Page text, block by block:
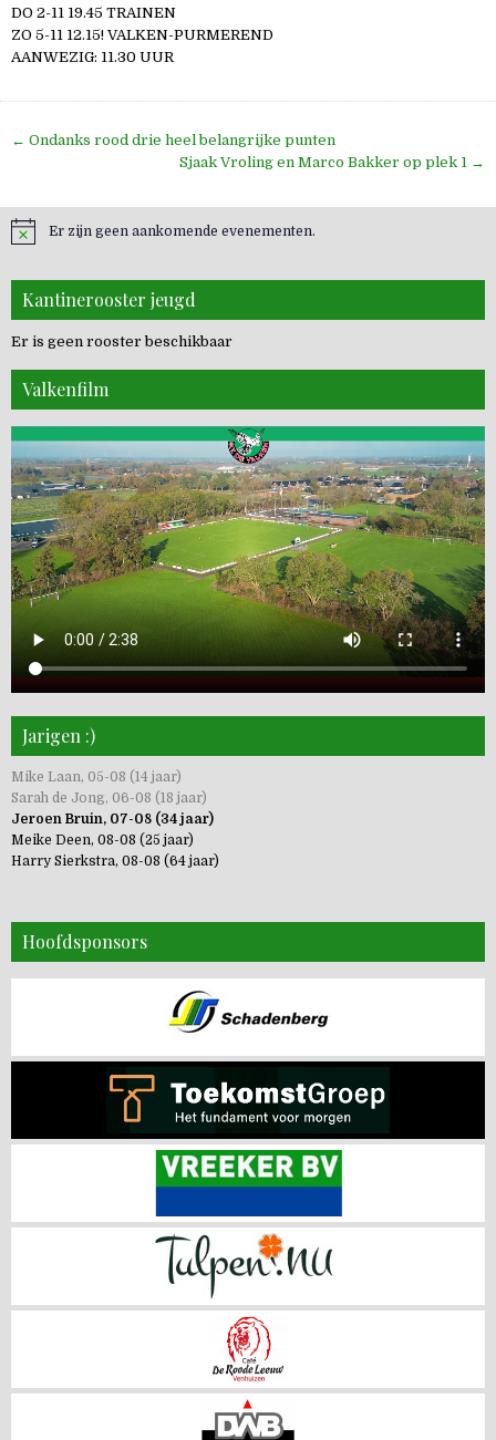
DO 2-11 19.45 TRAINEN
ZO 5-11 12.15! VALKEN-PURMEREND
AANWEZIG: 11.30 UUR
Bericht
← Ondanks rood drie heel belangrijke punten
Sjaak Vroling en Marco Bakker op plek 1 →
Er zijn geen aankomende evenementen.
Kantinerooster jeugd
Er is geen rooster beschikbaar
Valkenfilm
Jarigen :)
Mike Laan, 05-08 (14 jaar)
Sarah de Jong, 06-08 (18 jaar)
Jeroen Bruin, 07-08 (34 jaar)
Meike Deen, 08-08 (25 jaar)
Harry Sierkstra, 08-08 (64 jaar)
Hoofdsponsors